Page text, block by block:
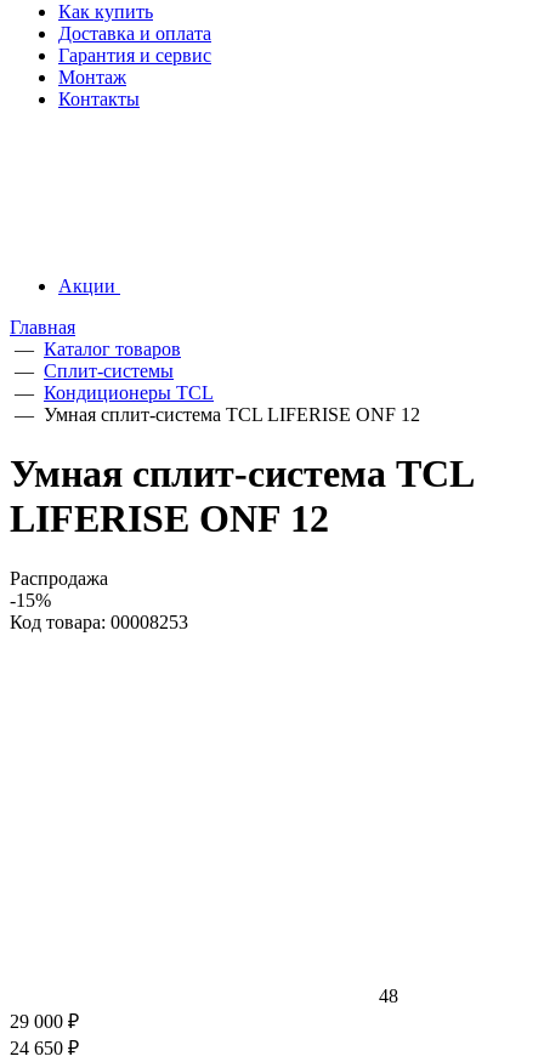
Как купить
Доставка и оплата
Гарантия и сервис
Монтаж
Контакты
Акции
Главная
— Каталог товаров
— Сплит-системы
— Кондиционеры TCL
— Умная сплит-система TCL LIFERISE ONF 12
Умная сплит-система TCL
LIFERISE ONF 12
Распродажа
-15%
Код товара: 00008253
48
29 000 ₽
24 650 ₽